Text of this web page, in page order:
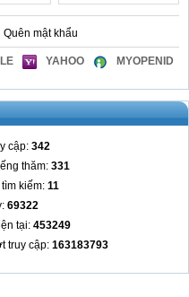
Quên mật khẩu
YAHOO MYOPENID
cập: 342
thăm: 331
kiếm: 11
69322
tại: 453249
truy cập: 163183793